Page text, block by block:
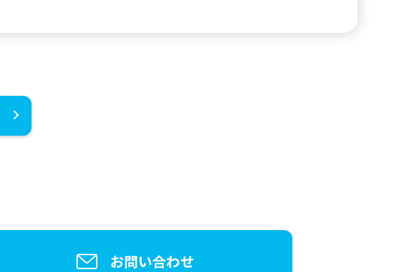
お問い合わせ